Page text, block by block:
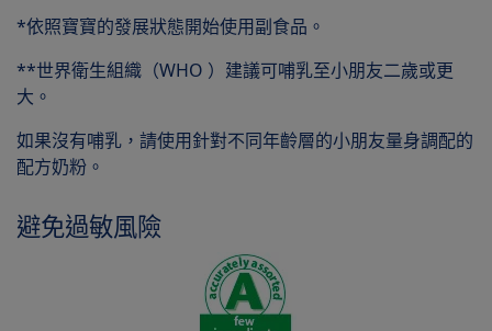
*依照寶寶的發展狀態開始使用副食品。
**世界衛生組織（WHO ）建議可哺乳至小朋友二歲或更
大。
如果沒有哺乳，請使用針對不同年齡層的小朋友量身調配的
配方奶粉。
避免過敏風險